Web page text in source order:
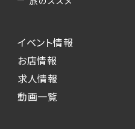
イベント情報
お店情報
求人情報
動画一覧